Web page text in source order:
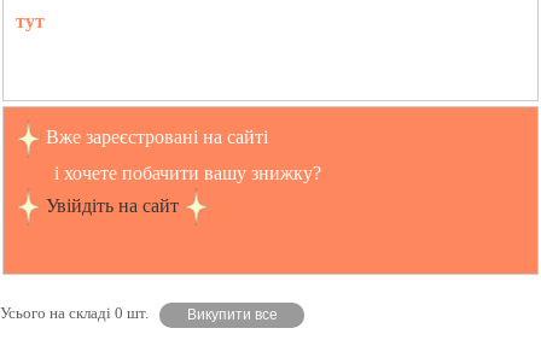
тут
Вже зареєстровані на сайті
і хочете побачити вашу знижку?
Увійдіть на сайт
Усього на складі 0 шт. Викупити все